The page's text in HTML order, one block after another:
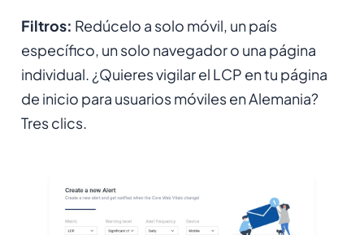
Filtros: Redúcelo a solo móvil, un país
específico, un solo navegador o una página
individual. ¿Quieres vigilar el LCP en tu página
de inicio para usuarios móviles en Alemania?
Tres clics.